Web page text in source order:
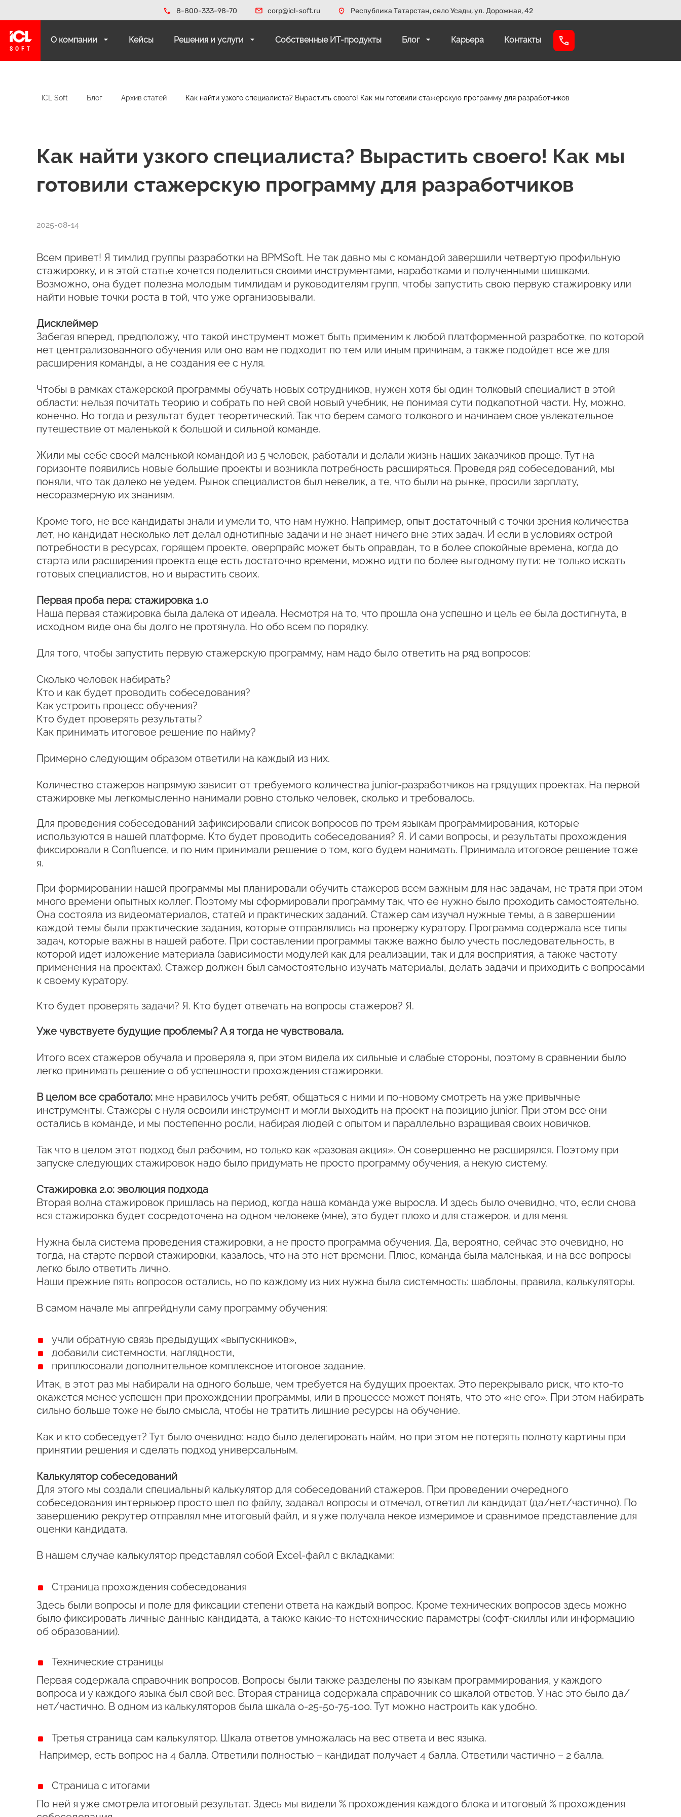
8-800-333-98-70 corp@icl-soft.ru Республика Татарстан, село Усады, ул. Дорожная, 42
О компании Кейсы Решения и услуги Собственные ИТ-продукты Блог Карьера Контакты
ICL Soft Блог Архив статей Как найти узкого специалиста? Вырастить своего! Как мы готовили стажерскую программу для разработчиков
Как найти узкого специалиста? Вырастить своего! Как мы
готовили стажерскую программу для разработчиков
2025-08-14
Всем привет! Я тимлид группы разработки на BPMSoft. Не так давно мы с командой завершили четвертую профильную
стажировку, и в этой статье хочется поделиться своими инструментами, наработками и полученными шишками.
Возможно, она будет полезна молодым тимлидам и руководителям групп, чтобы запустить свою первую стажировку или
найти новые точки роста в той, что уже организовывали.
Дисклеймер
Забегая вперед, предположу, что такой инструмент может быть применим к любой платформенной разработке, по которой
нет централизованного обучения или оно вам не подходит по тем или иным причинам, а также подойдет все же для
расширения команды, а не создания ее с нуля.
Чтобы в рамках стажерской программы обучать новых сотрудников, нужен хотя бы один толковый специалист в этой
области: нельзя почитать теорию и собрать по ней свой новый учебник, не понимая сути подкапотной части. Ну, можно,
конечно. Но тогда и результат будет теоретический. Так что берем самого толкового и начинаем свое увлекательное
путешествие от маленькой к большой и сильной команде.
Жили мы себе своей маленькой командой из 5 человек, работали и делали жизнь наших заказчиков проще. Тут на
горизонте появились новые большие проекты и возникла потребность расширяться. Проведя ряд собеседований, мы
поняли, что так далеко не уедем. Рынок специалистов был невелик, а те, что были на рынке, просили зарплату,
несоразмерную их знаниям.
Кроме того, не все кандидаты знали и умели то, что нам нужно. Например, опыт достаточный с точки зрения количества
лет, но кандидат несколько лет делал однотипные задачи и не знает ничего вне этих задач. И если в условиях острой
потребности в ресурсах, горящем проекте, оверпрайс может быть оправдан, то в более спокойные времена, когда до
старта или расширения проекта еще есть достаточно времени, можно идти по более выгодному пути: не только искать
готовых специалистов, но и вырастить своих.
Первая проба пера: стажировка 1.0
Наша первая стажировка была далека от идеала. Несмотря на то, что прошла она успешно и цель ее была достигнута, в
исходном виде она бы долго не протянула. Но обо всем по порядку.
Для того, чтобы запустить первую стажерскую программу, нам надо было ответить на ряд вопросов:
Сколько человек набирать?
Кто и как будет проводить собеседования?
Как устроить процесс обучения?
Кто будет проверять результаты?
Как принимать итоговое решение по найму?
Примерно следующим образом ответили на каждый из них.
Количество стажеров напрямую зависит от требуемого количества junior-разработчиков на грядущих проектах. На первой
стажировке мы легкомысленно нанимали ровно столько человек, сколько и требовалось.
Для проведения собеседований зафиксировали список вопросов по трем языкам программирования, которые
используются в нашей платформе. Кто будет проводить собеседования? Я. И сами вопросы, и результаты прохождения
фиксировали в Confluence, и по ним принимали решение о том, кого будем нанимать. Принимала итоговое решение тоже
я.
При формировании нашей программы мы планировали обучить стажеров всем важным для нас задачам, не тратя при этом
много времени опытных коллег. Поэтому мы сформировали программу так, что ее нужно было проходить самостоятельно.
Она состояла из видеоматериалов, статей и практических заданий. Стажер сам изучал нужные темы, а в завершении
каждой темы были практические задания, которые отправлялись на проверку куратору. Программа содержала все типы
задач, которые важны в нашей работе. При составлении программы также важно было учесть последовательность, в
которой идет изложение материала (зависимости модулей как для реализации, так и для восприятия, а также частоту
применения на проектах). Стажер должен был самостоятельно изучать материалы, делать задачи и приходить с вопросами
к своему куратору.
Кто будет проверять задачи? Я. Кто будет отвечать на вопросы стажеров? Я.
Уже чувствуете будущие проблемы? А я тогда не чувствовала.
Итого всех стажеров обучала и проверяла я, при этом видела их сильные и слабые стороны, поэтому в сравнении было
легко принимать решение о об успешности прохождения стажировки.
В целом все сработало: мне нравилось учить ребят, общаться с ними и по-новому смотреть на уже привычные
инструменты. Стажеры с нуля освоили инструмент и могли выходить на проект на позицию junior. При этом все они
остались в команде, и мы постепенно росли, набирая людей с опытом и параллельно взращивая своих новичков.
Так что в целом этот подход был рабочим, но только как «разовая акция». Он совершенно не расширялся. Поэтому при
запуске следующих стажировок надо было придумать не просто программу обучения, а некую систему.
Стажировка 2.0: эволюция подхода
Вторая волна стажировок пришлась на период, когда наша команда уже выросла. И здесь было очевидно, что, если снова
вся стажировка будет сосредоточена на одном человеке (мне), это будет плохо и для стажеров, и для меня.
Нужна была система проведения стажировки, а не просто программа обучения. Да, вероятно, сейчас это очевидно, но
тогда, на старте первой стажировки, казалось, что на это нет времени. Плюс, команда была маленькая, и на все вопросы
легко было ответить лично.
Наши прежние пять вопросов остались, но по каждому из них нужна была системность: шаблоны, правила, калькуляторы.
В самом начале мы апгрейднули саму программу обучения:
учли обратную связь предыдущих «выпускников»,
добавили системности, наглядности,
приплюсовали дополнительное комплексное итоговое задание.
Итак, в этот раз мы набирали на одного больше, чем требуется на будущих проектах. Это перекрывало риск, что кто-то
окажется менее успешен при прохождении программы, или в процессе может понять, что это «не его». При этом набирать
сильно больше тоже не было смысла, чтобы не тратить лишние ресурсы на обучение.
Как и кто собеседует? Тут было очевидно: надо было делегировать найм, но при этом не потерять полноту картины при
принятии решения и сделать подход универсальным.
Калькулятор собеседований
Для этого мы создали специальный калькулятор для собеседований стажеров. При проведении очередного
собеседования интервьюер просто шел по файлу, задавал вопросы и отмечал, ответил ли кандидат (да/нет/частично). По
завершению рекрутер отправлял мне итоговый файл, и я уже получала некое измеримое и сравнимое представление для
оценки кандидата.
В нашем случае калькулятор представлял собой Excel-файл с вкладками:
Страница прохождения собеседования
Здесь были вопросы и поле для фиксации степени ответа на каждый вопрос. Кроме технических вопросов здесь можно
было фиксировать личные данные кандидата, а также какие-то нетехнические параметры (софт-скиллы или информацию
об образовании).
Технические страницы
Первая содержала справочник вопросов. Вопросы были также разделены по языкам программирования, у каждого
вопроса и у каждого языка был свой вес. Вторая страница содержала справочник со шкалой ответов. У нас это было да/
нет/частично. В одном из калькуляторов была шкала 0-25-50-75-100. Тут можно настроить как удобно.
Третья страница сам калькулятор. Шкала ответов умножалась на вес ответа и вес языка.
Например, есть вопрос на 4 балла. Ответили полностью – кандидат получает 4 балла. Ответили частично – 2 балла.
Страница с итогами
По ней я уже смотрела итоговый результат. Здесь мы видели % прохождения каждого блока и итоговый % прохождения